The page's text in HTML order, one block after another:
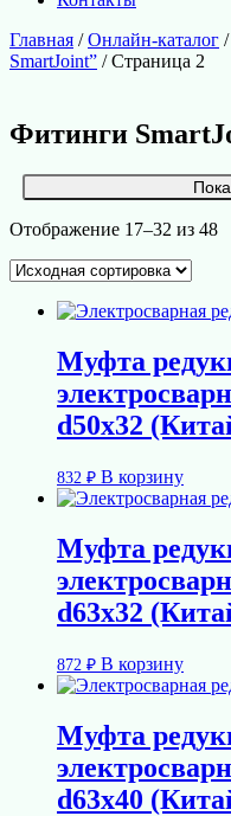
Главная /Онлайн-каталог /
SmartJoint” / Страница 2
Фитинги
Отображение 17–32 из 48
Муфта
d50х32
832 ₽ В корзину
Муфта
d63х32
872 ₽ В корзину
Муфта
d63х40